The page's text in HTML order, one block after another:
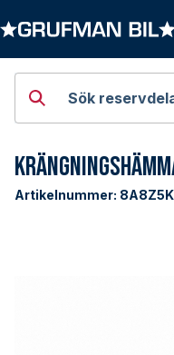
Sök
Artikelnummer: